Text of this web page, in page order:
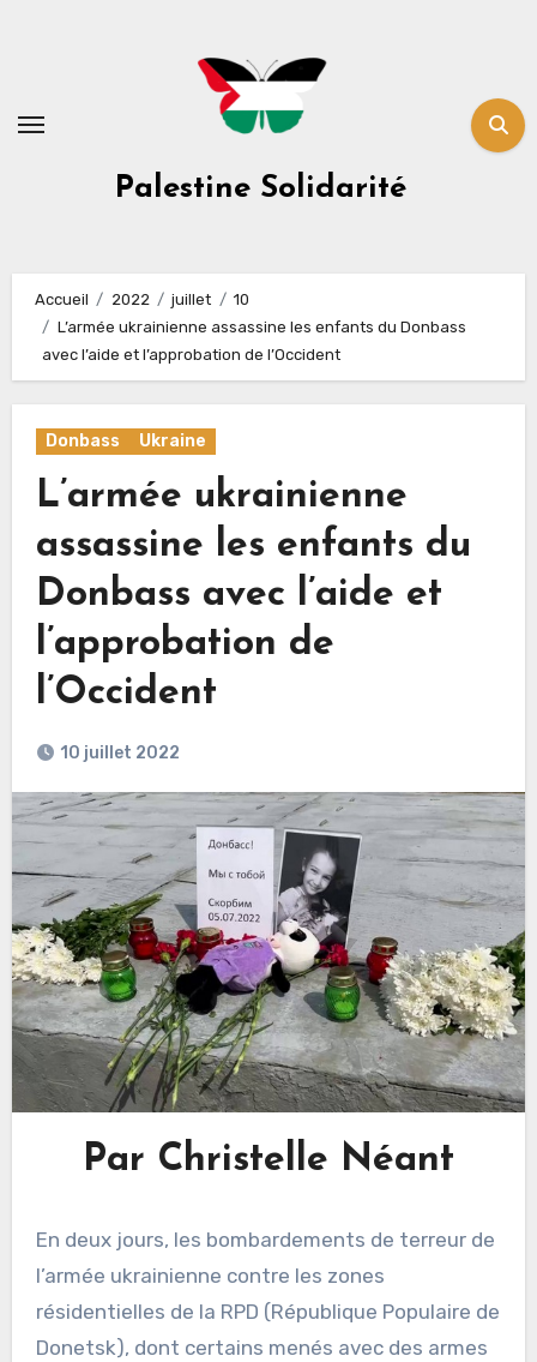
Palestine Solidarité
Accueil 2022 juillet
10
L’armée ukrainienne assassine les enfants du Donbass
avec l’aide et l’approbation de l’Occident
Donbass Ukraine
L’armée ukrainienne
assassine les enfants du
Donbass avec l’aide et
l’approbation de
l’Occident
10 juillet 2022
Par Christelle Néant
En deux jours, les bombardements de terreur de
l’armée ukrainienne contre les zones
résidentielles de la RPD (République Populaire de
Donetsk), dont certains menés avec des armes